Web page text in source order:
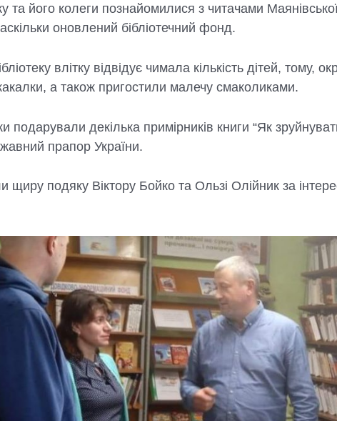
та його колеги познайомилися з читачами Маянівської
оновлений бібліотечний фонд.
влітку відвідує чимала кількість дітей, тому,
а також пригостили малечу смаколиками.
подарували декілька примірників книги “Як
прапор України.
щиру подяку Віктору Бойко та Ользі Олійник за